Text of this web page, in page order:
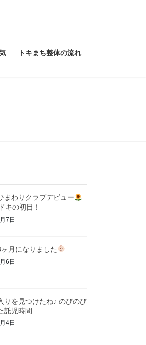
トキまち整体の流れ
まわりクラブデビュー
キの初日！
7日
月になりました
6日
りを見つけたね♪ のびのび
託児時間
4日